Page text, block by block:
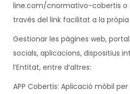
line.com/cnormativo-cobertis o
través del link facilitat a la
Gestionar les pàgines web,
socials, aplicacions, dispositius
l’Entitat, entre d’altres:
APP Cobertis: Aplicació mòbil